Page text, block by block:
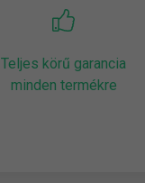
Teljes körű garancia
minden termékre